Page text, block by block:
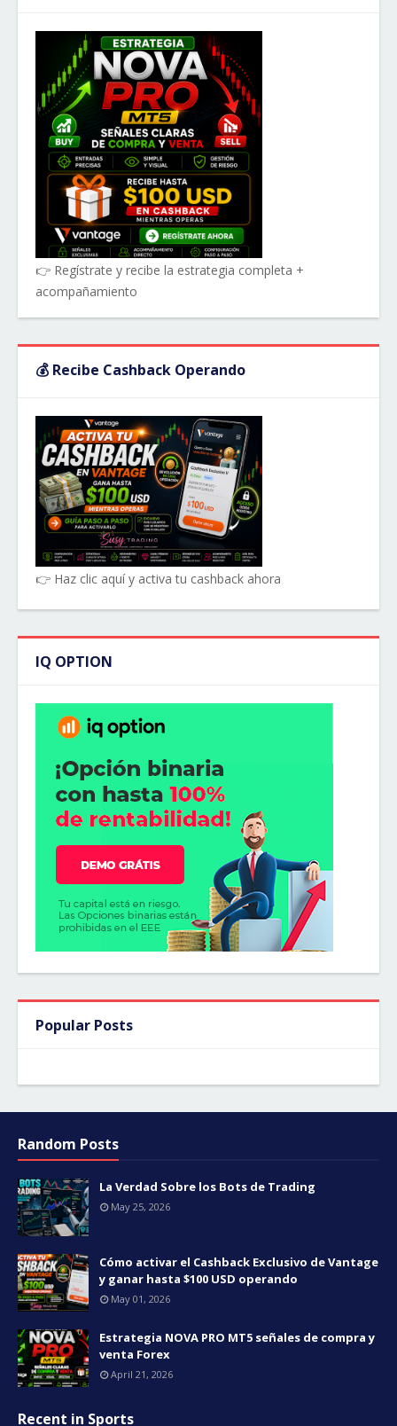
👉 Regístrate y recibe la estrategia completa +
acompañamiento
💰 Recibe Cashback Operando
👉 Haz clic aquí y activa tu cashback ahora
IQ OPTION
Popular Posts
Random Posts
La Verdad Sobre los Bots de Trading
May 25, 2026
Cómo activar el Cashback Exclusivo de Vantage
y ganar hasta $100 USD operando
May 01, 2026
Estrategia NOVA PRO MT5 señales de compra y
venta Forex
April 21, 2026
Recent in Sports